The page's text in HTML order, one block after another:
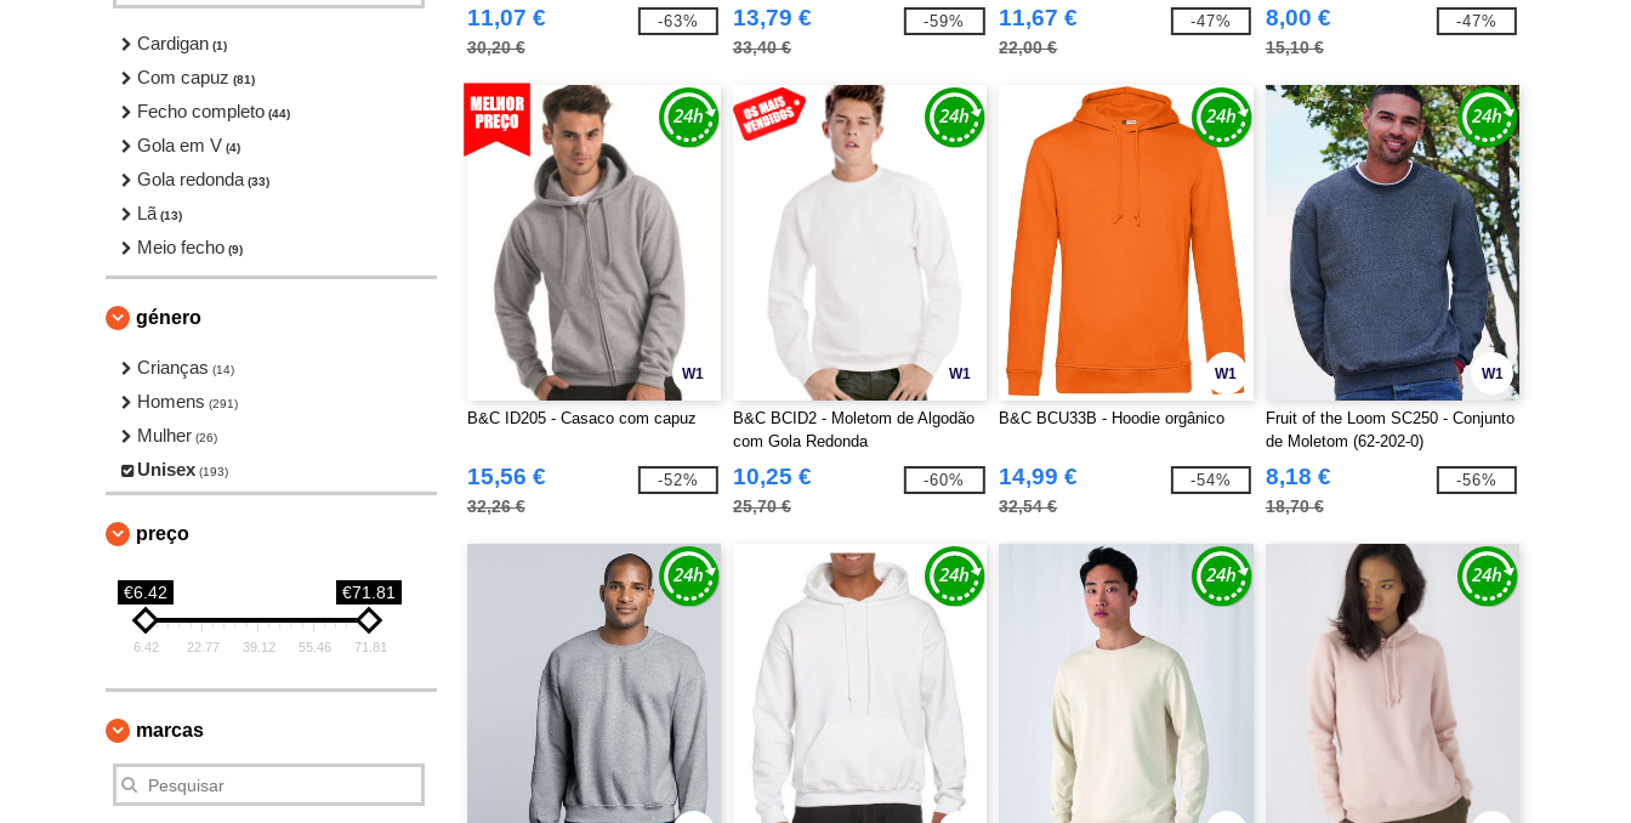
Cardigan (1)
Com capuz (81)
Fecho completo (44)
Gola em V (4)
Gola redonda (33)
Lã (13)
Meio fecho (9)
género
Crianças (14)
Homens (291)
Mulher (26)
Unisex (193)
preço
€6.42 €71.81
6.42 22.77 39.12 55.46 71.81
marcas
11,07 €
30,20 €
-63% 13,79 €
33,40 €
-59% 11,67 €
22,00 €
-47% 8,00 €
15,10 €
-47%
W1
B&C ID205 - Casaco com capuz
15,56 €
32,26 €
-52%
W1
B&C BCID2 - Moletom de Algodão
com Gola Redonda
10,25 €
25,70 €
-60%
W1
B&C BCU33B - Hoodie orgânico
14,99 €
32,54 €
-54%
W1
Fruit of the Loom SC250 - Conjunto
de Moletom (62-202-0)
8,18 €
18,70 €
-56%